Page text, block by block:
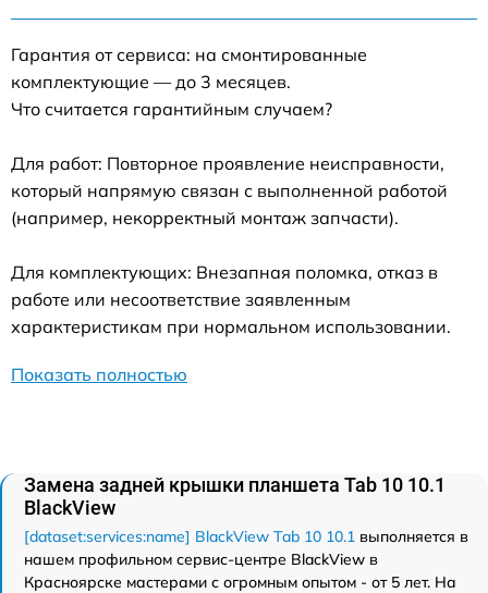
Гарантия от сервиса: на смонтированные
комплектующие — до 3 месяцев.
Что считается гарантийным случаем?
Для работ: Повторное проявление неисправности,
который напрямую связан с выполненной работой
(например, некорректный монтаж запчасти).
Для комплектующих: Внезапная поломка, отказ в
работе или несоответствие заявленным
характеристикам при нормальном использовании.
Показать полностью
Замена задней крышки планшета Tab 10 10.1
BlackView
[dataset:services:name] BlackView Tab 10 10.1 выполняется в
нашем профильном сервис-центре BlackView в
Красноярске мастерами с огромным опытом - от 5 лет. На